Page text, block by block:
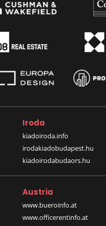
Iroda
kiadoiroda.info
irodakiadobudapest.hu
kiadoirodabudaors.hu
Austria
www.bueroinfo.at
www.officerentinfo.at